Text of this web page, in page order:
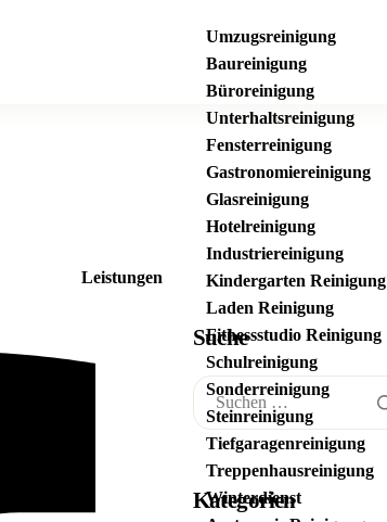
Leistungen
Umzugsreinigung
Baureinigung
Büroreinigung
Unterhaltsreinigung
Fensterreinigung
Gastronomiereinigung
Glasreinigung
Hotelreinigung
Industriereinigung
Kindergarten Reinigung
Laden Reinigung
Fitnessstudio Reinigung
Schulreinigung
Sonderreinigung
Steinreinigung
Tiefgaragenreinigung
Treppenhausreinigung
Winterdienst
Suche
Kategorien